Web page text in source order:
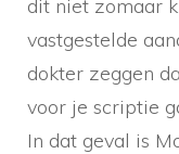
dit niet zomaar
vastgestelde
dokter zeggen
voor je scriptie
In dat geval is